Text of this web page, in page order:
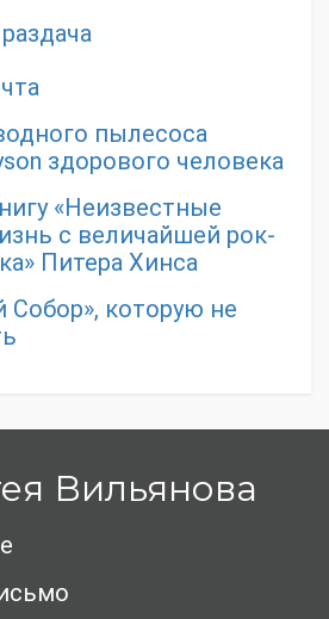
пылесоса
здорового человека
«Неизвестные
с величайшей рок-
Питера Хинса
Собор», которую не
Вильянова